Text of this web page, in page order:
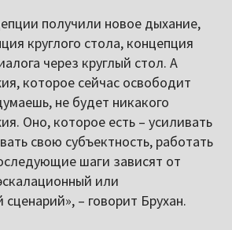
получили новое дыхание,
круглого стола, концепция
через круглый стол. А
которое сейчас освободит
не будет никакого
Оно, которое есть – усиливать
свою субъектность, работать
шаги зависят от
или
– говорит Брухан.